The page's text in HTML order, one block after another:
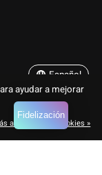
Español
ayudar a mejorar
acerca de las cookies »
Fidelización